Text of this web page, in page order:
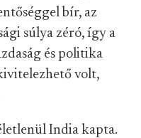
bír, az
súlya zéró, így a
és politika
volt,
India kapta.